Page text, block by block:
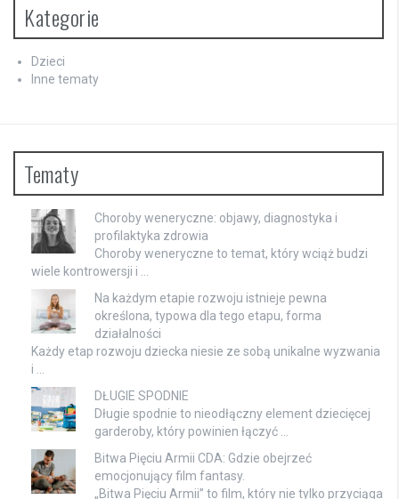
Kategorie
Dzieci
Inne tematy
Tematy
Choroby weneryczne: objawy, diagnostyka i
profilaktyka zdrowia
Choroby weneryczne to temat, który wciąż budzi
wiele kontrowersji i …
Na każdym etapie rozwoju istnieje pewna
określona, typowa dla tego etapu, forma
działalności
Każdy etap rozwoju dziecka niesie ze sobą unikalne wyzwania
i …
DŁUGIE SPODNIE
Długie spodnie to nieodłączny element dziecięcej
garderoby, który powinien łączyć …
Bitwa Pięciu Armii CDA: Gdzie obejrzeć
emocjonujący film fantasy.
„Bitwa Pięciu Armii” to film, który nie tylko przyciąga